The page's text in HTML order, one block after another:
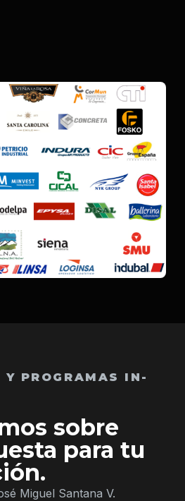
Y PROGRAMAS IN-
sobre
para tu
Miguel Santana V.